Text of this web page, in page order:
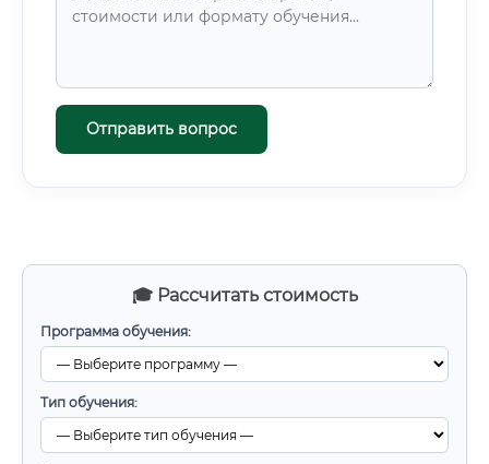
🎓 Рассчитать стоимость
Программа обучения:
Тип обучения:
Отправить вопрос